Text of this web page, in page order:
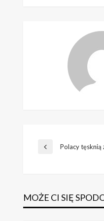
Poprzedni
Polacy tęsknią
MOŻE CI SIĘ